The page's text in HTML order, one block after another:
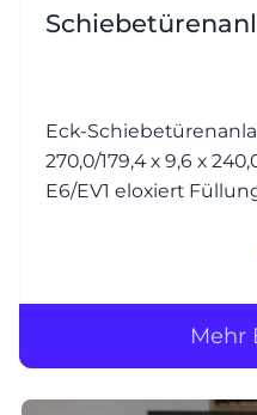
Eck-Schiebetürenanlage Sinus
270,0/179,4 x 9,6 x 240,0 cm Profil I
E6/EV1 eloxiert Füllung: Lacobel Glas 4 mm
Mehr